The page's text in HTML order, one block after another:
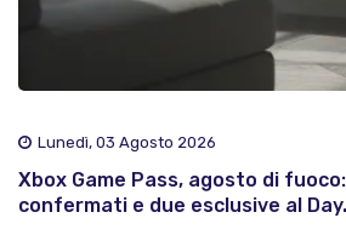
Lunedì, 03 Agosto 2026
Xbox Game Pass, agosto di
confermati e due esclusive al